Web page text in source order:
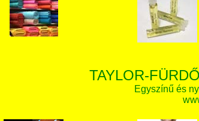
TAYLOR-
Egyszínű és